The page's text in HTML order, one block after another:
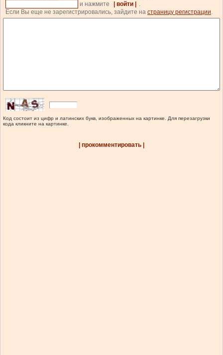
и нажмите
| войти |
.
Если Вы еще не зарегистрировались, зайдите на страницу регистрации.
Код состоит из цифр и латинских букв, изображенных на картинке. Для перезагрузки
кода кликните на картинке.
| прокомментировать |